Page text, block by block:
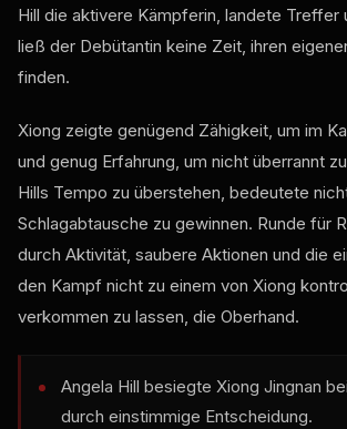
Hill die aktivere Kämpferin, landete Treffer
ließ der Debütantin keine Zeit, ihren
finden.
Xiong zeigte genügend Zähigkeit, um im
und genug Erfahrung, um nicht überrannt
Hills Tempo zu überstehen, bedeutete
Schlagabtausche zu gewinnen. Runde für
durch Aktivität, saubere Aktionen und die
den Kampf nicht zu einem von Xiong
verkommen zu lassen, die Oberhand.
Angela Hill besiegte Xiong Jingnan
durch einstimmige Entscheidung.